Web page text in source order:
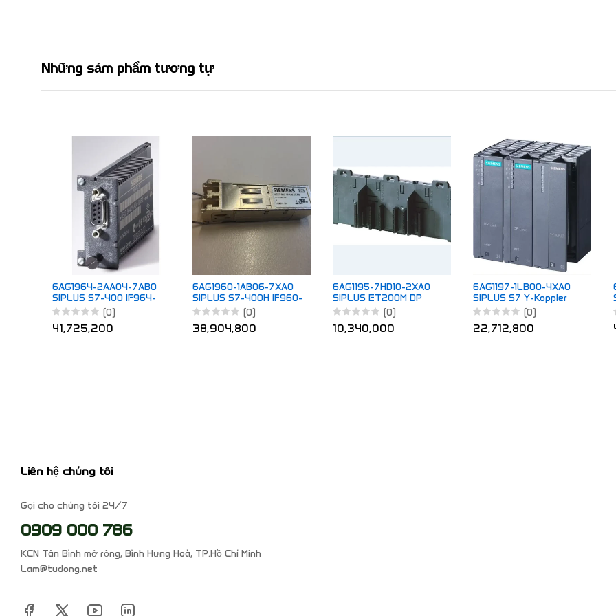
Những sảm phẩm tương tự
6AG1964-2AA04-7AB0
SIPLUS S7-400 IF964-
DP
(0)
41,725,200
6AG1960-1AB06-7XA0
SIPLUS S7-400H IF960-
H 10km
(0)
38,904,800
6AG1195-7HD10-2XA0
SIPLUS ET200M DP
Busmodul
(0)
10,340,000
6AG1197-1LB00-4XA0
SIPLUS S7 Y-Koppler
(0)
22,712,800
Liên hệ chúng tôi
Gọi cho chúng tôi 24/7
0909 000 786
KCN Tân Bình mở rộng, Bình Hưng Hoà, TP.Hồ Chí Minh
Lam@tudong.net